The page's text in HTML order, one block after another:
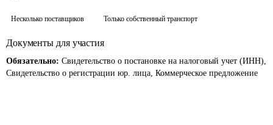
Несколько поставщиков Только собственный транспорт
Документы для участия
Обязательно: Свидетельство о постановке на налоговый учет (ИНН),
Свидетельство о регистрации юр. лица, Коммерческое предложение